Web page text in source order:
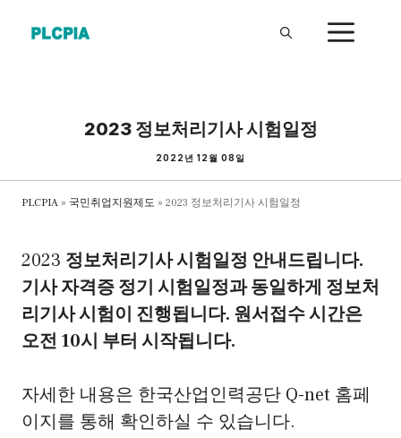
2023 정보처리기사 시험일정
2022년 12월 08일
PLCPIA » 국민취업지원제도 » 2023 정보처리기사 시험일정
2023 정보처리기사 시험일정 안내드립니다.
기사 자격증 정기 시험일정과 동일하게 정보처
리기사 시험이 진행됩니다. 원서접수 시간은
오전 10시 부터 시작됩니다.
자세한 내용은 한국산업인력공단 Q-net 홈페
이지를 통해 확인하실 수 있습니다.